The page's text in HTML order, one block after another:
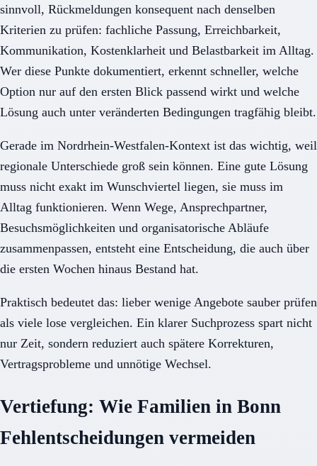
sinnvoll, Rückmeldungen konsequent nach denselben
Kriterien zu prüfen: fachliche Passung, Erreichbarkeit,
Kommunikation, Kostenklarheit und Belastbarkeit im Alltag.
Wer diese Punkte dokumentiert, erkennt schneller, welche
Option nur auf den ersten Blick passend wirkt und welche
Lösung auch unter veränderten Bedingungen tragfähig bleibt.
Gerade im Nordrhein-Westfalen-Kontext ist das wichtig, weil
regionale Unterschiede groß sein können. Eine gute Lösung
muss nicht exakt im Wunschviertel liegen, sie muss im
Alltag funktionieren. Wenn Wege, Ansprechpartner,
Besuchsmöglichkeiten und organisatorische Abläufe
zusammenpassen, entsteht eine Entscheidung, die auch über
die ersten Wochen hinaus Bestand hat.
Praktisch bedeutet das: lieber wenige Angebote sauber prüfen
als viele lose vergleichen. Ein klarer Suchprozess spart nicht
nur Zeit, sondern reduziert auch spätere Korrekturen,
Vertragsprobleme und unnötige Wechsel.
Vertiefung: Wie Familien in Bonn
Fehlentscheidungen vermeiden